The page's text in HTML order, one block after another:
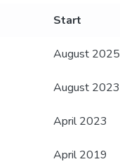
Start
August 2025
August 2023
April 2023
April 2019